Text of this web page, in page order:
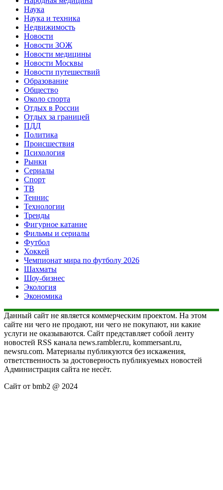
Наука
Наука и техника
Недвижимость
Новости
Новости ЗОЖ
Новости медицины
Новости Москвы
Новости путешествий
Образование
Общество
Около спорта
Отдых в России
Отдых за границей
ПДД
Политика
Происшествия
Психология
Рынки
Сериалы
Спорт
ТВ
Теннис
Технологии
Тренды
Фигурное катание
Фильмы и сериалы
Футбол
Хоккей
Чемпионат мира по футболу 2026
Шахматы
Шоу-бизнес
Экология
Экономика
Данный сайт не является коммерческим проектом. На этом
сайте ни чего не продают, ни чего не покупают, ни какие
услуги не оказываются. Сайт представляет собой ленту
новостей RSS канала news.rambler.ru, kommersant.ru,
newsru.com. Материалы публикуются без искажения,
ответственность за достоверность публикуемых новостей
Администрация сайта не несёт.
Сайт от bmb2 @ 2024